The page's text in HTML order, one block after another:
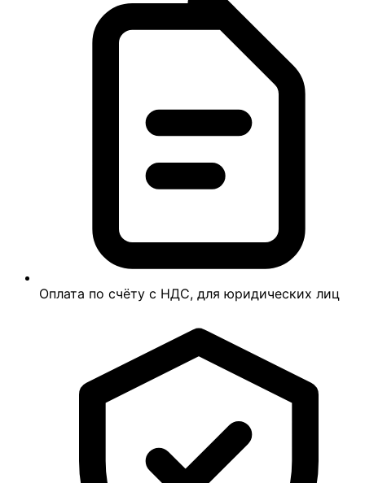
Оплата по счёту с НДС, для юридических лиц